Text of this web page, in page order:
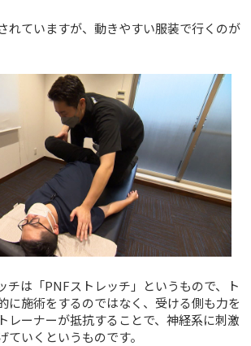
れていますが、動きやすい服装で行くのが
チは「PNFストレッチ」というもので、ト
に施術をするのではなく、受ける側も力を
レーナーが抵抗することで、神経系に刺激
いくというものです。